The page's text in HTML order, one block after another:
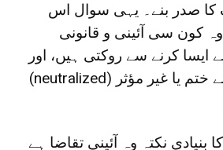
کا صدر بنے۔ یہی سوال اس
کون سی آئینی و قانونی
ایسا کرنے سے روکتی ہیں، اور
ان رکاوٹوں کو کیسے ختم یا غیر مؤثر (neutralized)
بنیادی نکتہ وہ آئینی تقاضا ہے